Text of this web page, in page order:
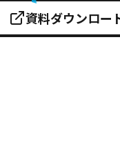
資料ダウンロー